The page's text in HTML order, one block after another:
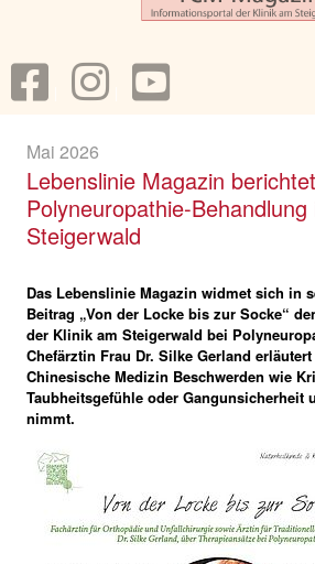
Mai 2026
Lebenslinie Magazin
Polyneuropathie-
Steigerwald
Das Lebenslinie Magazin widmet sich in
Beitrag „Von der Locke bis zur Socke“
der Klinik am Steigerwald bei
Chefärztin Frau Dr. Silke Gerland
Chinesische Medizin Beschwerden wie
Taubheitsgefühle oder Gangunsicherheit
nimmt.